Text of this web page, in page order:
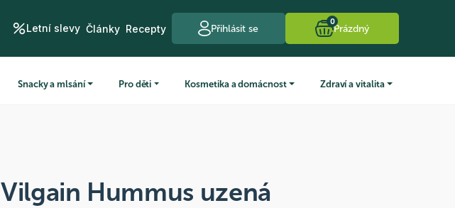
Letní slevy Články Recepty Přihlásit se
0
Prázdný
Snacky a mlsání Pro děti Kosmetika a domácnost Zdraví a vitalita
Vilgain Hummus uzená